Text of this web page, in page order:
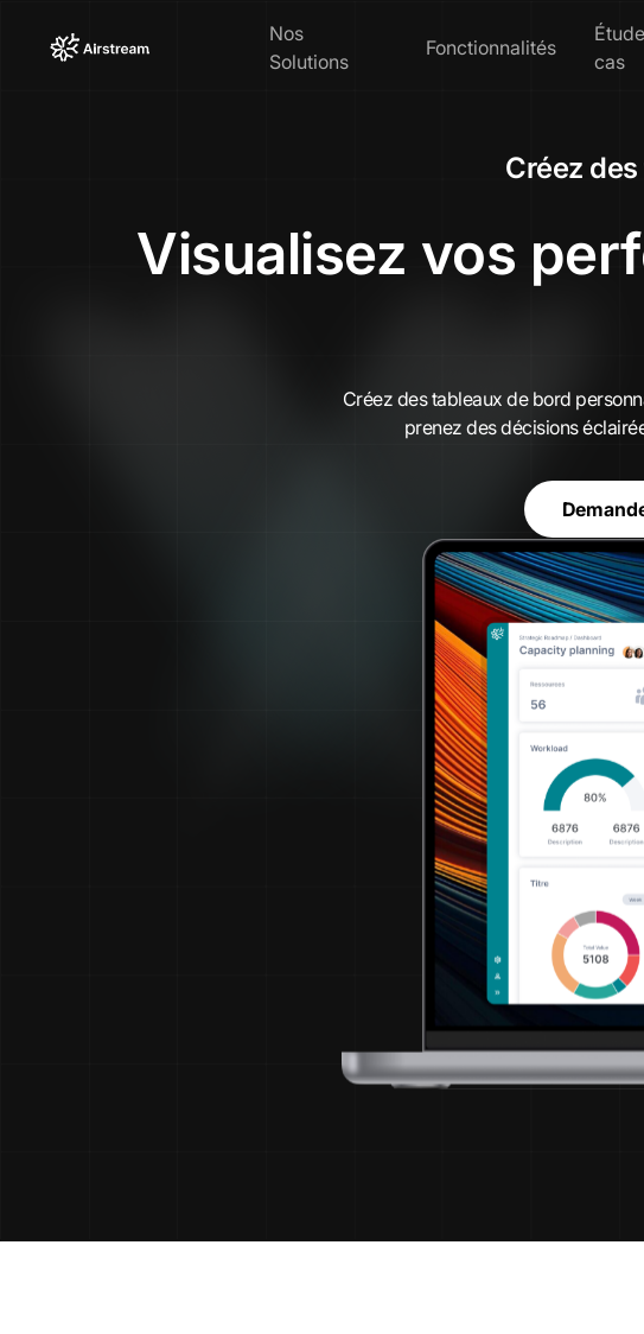
Nos
Solutions
Fonctionnalités
cas
Créez
Visualisez vos
Créez des tableaux de bord
prenez des décisions